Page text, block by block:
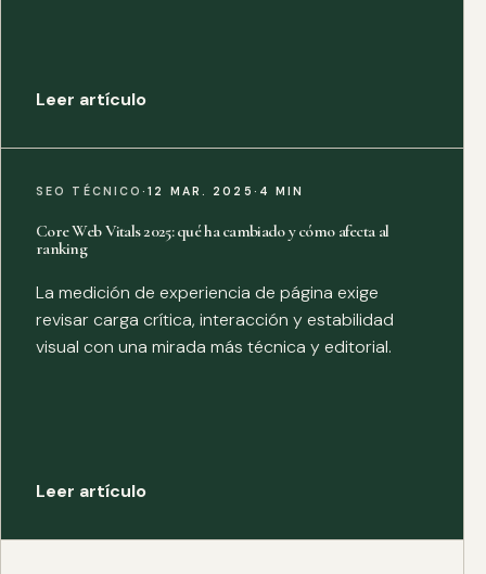
Leer artículo
SEO TÉCNICO·12 MAR. 2025 · 4 MIN
Core Web Vitals 2025: qué ha cambiado y cómo afecta al
ranking
La medición de experiencia de página exige
revisar carga crítica, interacción y estabilidad
visual con una mirada más técnica y editorial.
Leer artículo